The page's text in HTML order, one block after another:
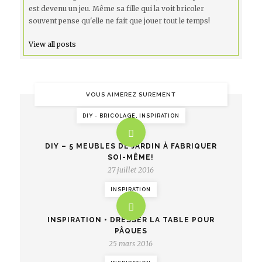
est devenu un jeu. Même sa fille qui la voit bricoler
souvent pense qu'elle ne fait que jouer tout le temps!
View all posts
VOUS AIMEREZ SUREMENT
DIY - BRICOLAGE, INSPIRATION
DIY – 5 MEUBLES DE JARDIN À FABRIQUER
SOI-MÊME!
27 juillet 2016
INSPIRATION
INSPIRATION • DRESSER LA TABLE POUR
PÂQUES
25 mars 2016